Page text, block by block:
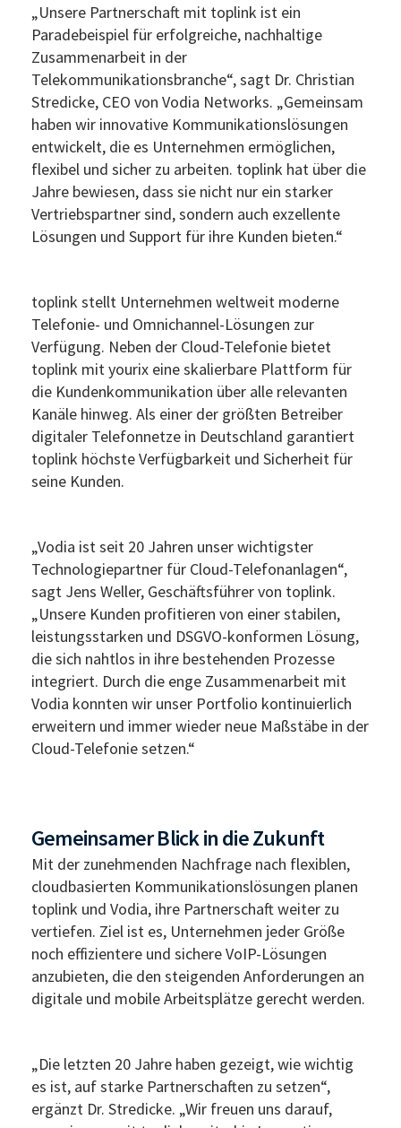
„Unsere Partnerschaft mit toplink ist ein
Paradebeispiel für erfolgreiche, nachhaltige
Zusammenarbeit in der
Telekommunikationsbranche“, sagt Dr. Christian
Stredicke, CEO von Vodia Networks. „Gemeinsam
haben wir innovative Kommunikationslösungen
entwickelt, die es Unternehmen ermöglichen,
flexibel und sicher zu arbeiten. toplink hat über die
Jahre bewiesen, dass sie nicht nur ein starker
Vertriebspartner sind, sondern auch exzellente
Lösungen und Support für ihre Kunden bieten.“
toplink stellt Unternehmen weltweit moderne
Telefonie- und Omnichannel-Lösungen zur
Verfügung. Neben der Cloud-Telefonie bietet
toplink mit yourix eine skalierbare Plattform für
die Kundenkommunikation über alle relevanten
Kanäle hinweg. Als einer der größten Betreiber
digitaler Telefonnetze in Deutschland garantiert
toplink höchste Verfügbarkeit und Sicherheit für
seine Kunden.
„Vodia ist seit 20 Jahren unser wichtigster
Technologiepartner für Cloud-Telefonanlagen“,
sagt Jens Weller, Geschäftsführer von toplink.
„Unsere Kunden profitieren von einer stabilen,
leistungsstarken und DSGVO-konformen Lösung,
die sich nahtlos in ihre bestehenden Prozesse
integriert. Durch die enge Zusammenarbeit mit
Vodia konnten wir unser Portfolio kontinuierlich
erweitern und immer wieder neue Maßstäbe in der
Cloud-Telefonie setzen.“
Gemeinsamer Blick in die Zukunft
Mit der zunehmenden Nachfrage nach flexiblen,
cloudbasierten Kommunikationslösungen planen
toplink und Vodia, ihre Partnerschaft weiter zu
vertiefen. Ziel ist es, Unternehmen jeder Größe
noch effizientere und sichere VoIP-Lösungen
anzubieten, die den steigenden Anforderungen an
digitale und mobile Arbeitsplätze gerecht werden.
„Die letzten 20 Jahre haben gezeigt, wie wichtig
es ist, auf starke Partnerschaften zu setzen“,
ergänzt Dr. Stredicke. „Wir freuen uns darauf,